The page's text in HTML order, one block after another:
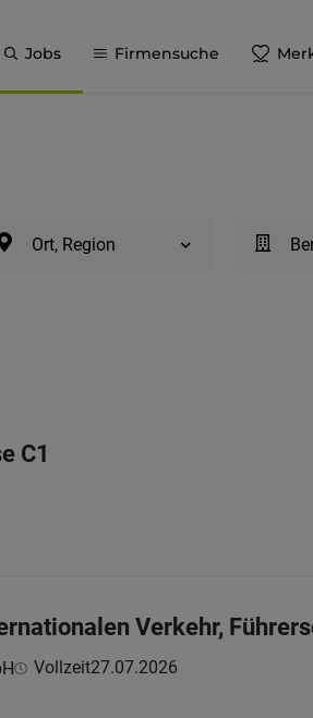
Jobs Firmensuche
Ort, Region
C1
Verkehr,
Vollzeit27.07.2026